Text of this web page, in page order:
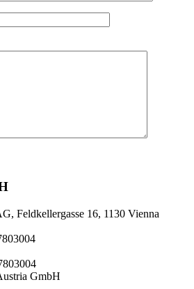
Feldkellergasse 16, 1130 Vienna
GmbH